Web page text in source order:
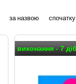
за назвою спочатку
виконання - 7